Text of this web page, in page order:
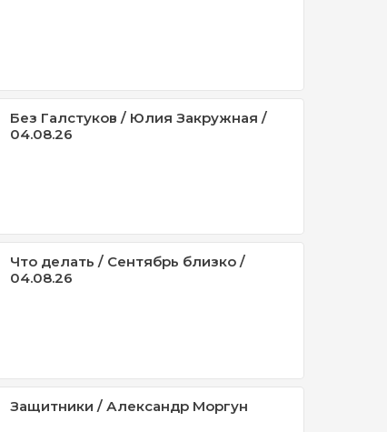
Без Галстуков / Юлия Закружная /
04.08.26
Что делать / Сентябрь близко /
04.08.26
Защитники / Александр Моргун